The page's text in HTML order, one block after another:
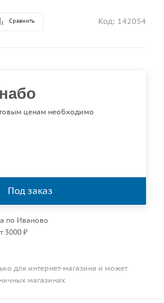
Сравнить Код: 142054
ценам необходимо
Под заказ
по Иваново
3000 ₽
для интернет-магазина и может
магазинах